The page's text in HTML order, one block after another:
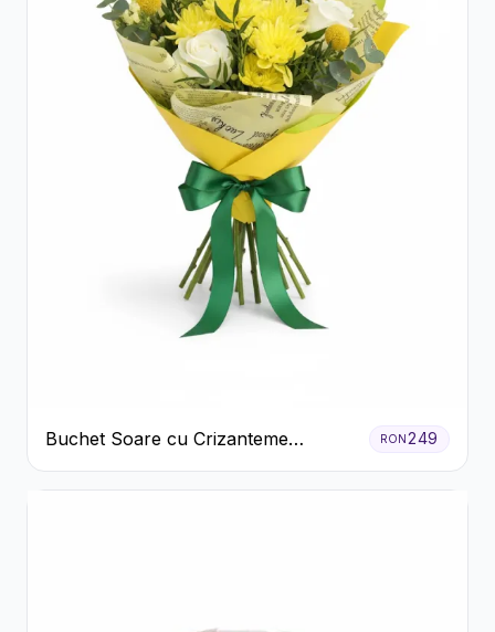
Buchet Soare cu Crizanteme
Galbene și Trandafiri Albi
RON249